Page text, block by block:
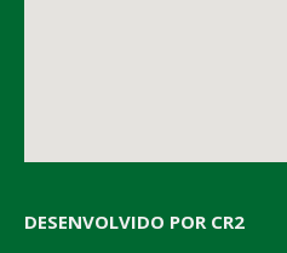
DESENVOLVIDO POR CR2